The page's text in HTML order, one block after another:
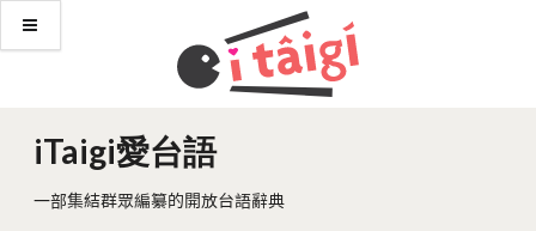
iTaigi愛台語
一部集結群眾編纂的開放台語辭典